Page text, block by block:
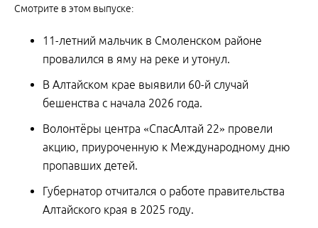
Смотрите в этом выпуске:
11-летний мальчик в Смоленском районе
провалился в яму на реке и утонул.
В Алтайском крае выявили 60-й случай
бешенства с начала 2026 года.
Волонтёры центра «СпасАлтай 22» провели
акцию, приуроченную к Международному дню
пропавших детей.
Губернатор отчитался о работе правительства
Алтайского края в 2025 году.